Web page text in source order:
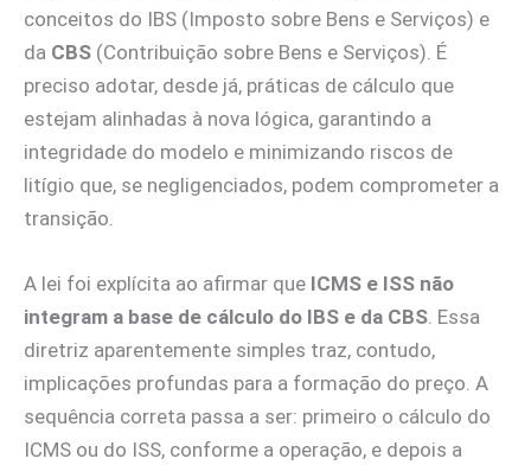
conceitos do IBS (Imposto sobre Bens e Serviços) e
da CBS (Contribuição sobre Bens e Serviços). É
preciso adotar, desde já, práticas de cálculo que
estejam alinhadas à nova lógica, garantindo a
integridade do modelo e minimizando riscos de
litígio que, se negligenciados, podem comprometer a
transição.
A lei foi explícita ao afirmar que ICMS e ISS não
integram a base de cálculo do IBS e da CBS. Essa
diretriz aparentemente simples traz, contudo,
implicações profundas para a formação do preço. A
sequência correta passa a ser: primeiro o cálculo do
ICMS ou do ISS, conforme a operação, e depois a